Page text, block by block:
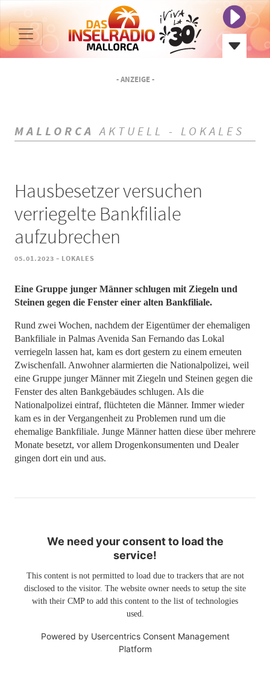
- ANZEIGE -
MALLORCA AKTUELL - LOKALES
Hausbesetzer versuchen
verriegelte Bankfiliale
aufzubrechen
05.01.2023 - LOKALES
Eine Gruppe junger Männer schlugen mit Ziegeln und
Steinen gegen die Fenster einer alten Bankfiliale.
Rund zwei Wochen, nachdem der Eigentümer der ehemaligen
Bankfiliale in Palmas Avenida San Fernando das Lokal
verriegeln lassen hat, kam es dort gestern zu einem erneuten
Zwischenfall. Anwohner alarmierten die Nationalpolizei, weil
eine Gruppe junger Männer mit Ziegeln und Steinen gegen die
Fenster des alten Bankgebäudes schlugen. Als die
Nationalpolizei eintraf, flüchteten die Männer. Immer wieder
kam es in der Vergangenheit zu Problemen rund um die
ehemalige Bankfiliale. Junge Männer hatten diese über mehrere
Monate besetzt, vor allem Drogenkonsumenten und Dealer
gingen dort ein und aus.
We need your consent to load the
service!
This content is not permitted to load due to trackers that are not
disclosed to the visitor. The website owner needs to setup the site
with their CMP to add this content to the list of technologies
used.
Powered by Usercentrics Consent Management
Platform